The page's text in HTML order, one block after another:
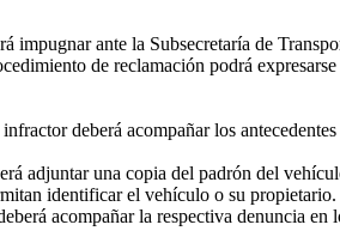
ante la Subsecretaría de
de reclamación podrá
deberá acompañar los
adjuntar una copia del padrón del
identificar el vehículo o su propietario.
acompañar la respectiva denuncia en